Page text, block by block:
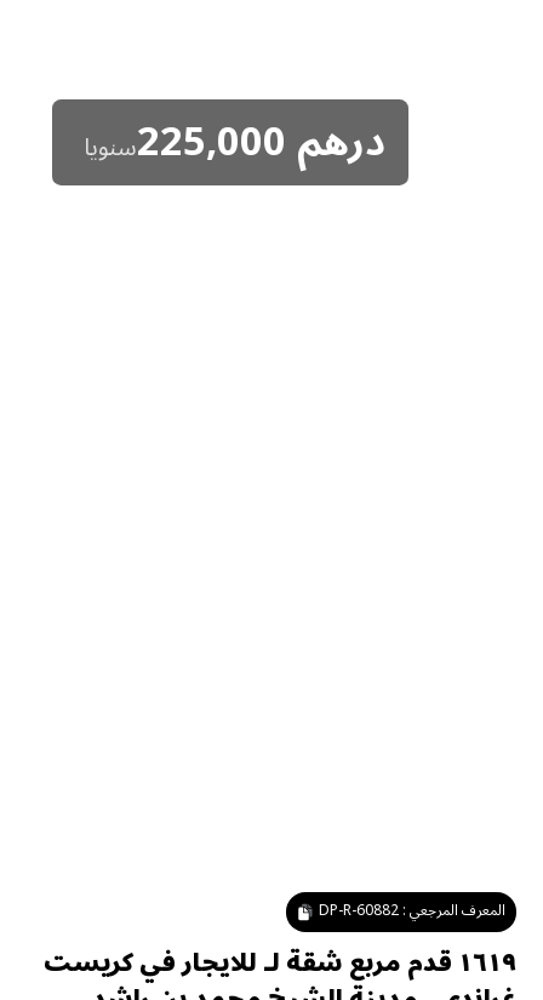
درهم225,000سنويا
المعرف المرجعي :DP-R-60882
١٦١٩ قدم مربع شقة لـ للايجار في كريست